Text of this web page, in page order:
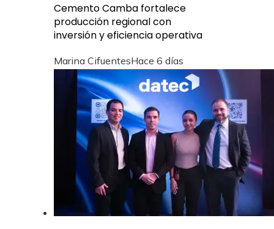
Cemento Camba fortalece
producción regional con
inversión y eficiencia operativa
Marina CifuentesHace 6 días